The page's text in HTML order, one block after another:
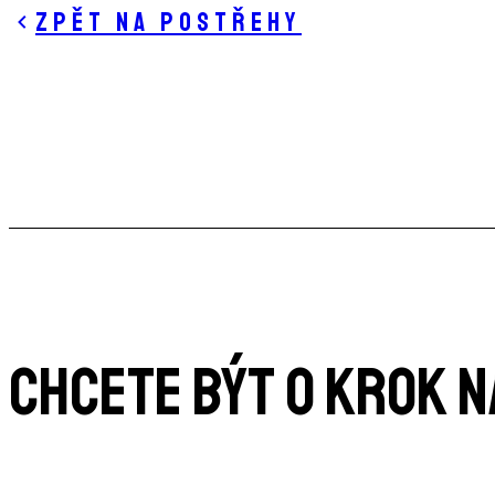
Zpět na postřehy
CHCETE BÝT O KROK